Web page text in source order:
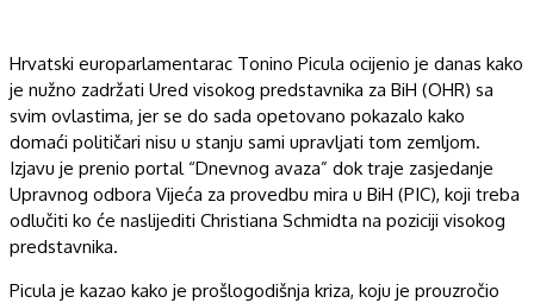
Hrvatski europarlamentarac Tonino Picula ocijenio je danas kako
je nužno zadržati Ured visokog predstavnika za BiH (OHR) sa
svim ovlastima, jer se do sada opetovano pokazalo kako
domaći političari nisu u stanju sami upravljati tom zemljom.
Izjavu je prenio portal “Dnevnog avaza” dok traje zasjedanje
Upravnog odbora Vijeća za provedbu mira u BiH (PIC), koji treba
odlučiti ko će naslijediti Christiana Schmidta na poziciji visokog
predstavnika.
Picula je kazao kako je prošlogodišnja kriza, koju je prouzročio